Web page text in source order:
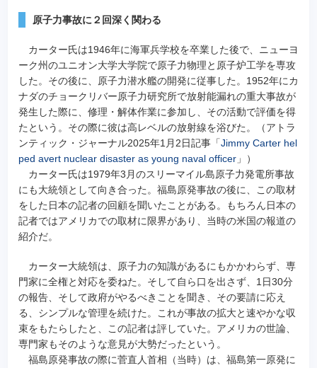
原子力事故に２回深く関わる
カーター氏は1946年に海軍兵学校を卒業した後で、ニューヨ
ーク州のユニオン大学大学院で原子力物理と原子炉工学を専攻
した。その後に、原子力潜水艦の開発に従事した。1952年にカ
ナダのチョークリバー原子力研究所で放射能漏れの重大事故が
発生した際に、修理・解体作業に参加し、その活動で評価を得
たという。その際に彼は高レベルの放射線を浴びた。（アトラ
ンティック・ジャーナル2025年1月2日記事「Jimmy Carter hel
ped avert nuclear disaster as young naval officer」）
カーター氏は1979年3月のスリーマイル島原子力発電所事故
にも大統領として向き合った。福島原発事故の後に、この取材
をした日本の記者の回顧を聞いたことがある。もちろん日本の
記者ではアメリカでの取材に限界があり、当時の米国の報道の
紹介だ。
カーター大統領は、原子力の知識があるにもかかわらず、専
門家に全権と対応を委ねた。そして自ら口を出さず、1日30分
の報告、そして政府がやるべきことを聞き、その要請に応え
る、シンプルな管理を続けた。これが事故の拡大と速やかな収
束をもたらしたと、この記者は評していた。アメリカの世論、
専門家もそのような意見が大勢だったという。
福島原発事故の際に菅直人首相（当時）は、福島第一原発に